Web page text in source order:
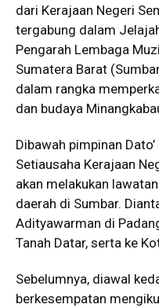
dari Kerajaan Negeri
tergabung dalam
Pengarah Lembaga
Sumatera Barat
dalam rangka
dan budaya
Dibawah pimpinan
Setiausaha Kerajaan
akan melakukan
daerah di Sumbar.
Adityawarman di
Tanah Datar, serta ke
Sebelumnya, diawal
berkesempatan